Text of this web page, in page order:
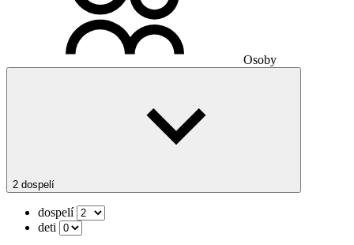
Osoby
2 dospelí
dospelí
deti